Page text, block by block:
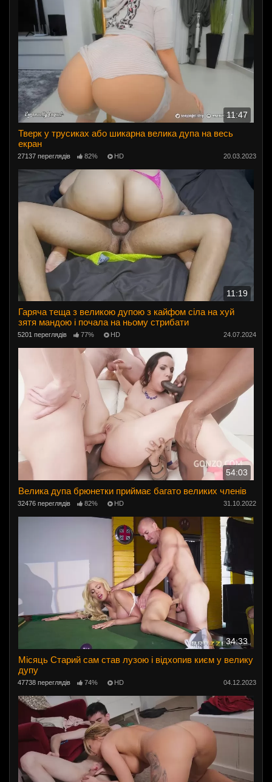
11:47
Тверк у трусиках або шикарна велика дупа на весь
екран
27137 переглядів 82% HD 20.03.2023
11:19
Гаряча теща з великою дупою з кайфом сіла на хуй
зятя мандою і почала на ньому стрибати
5201 переглядів 77% HD 24.07.2024
54:03
Велика дупа брюнетки приймає багато великих членів
32476 переглядів 82% HD 31.10.2022
34:33
Місяць Старий сам став лузою і відхопив києм у велику
дупу
47738 переглядів 74% HD 04.12.2023